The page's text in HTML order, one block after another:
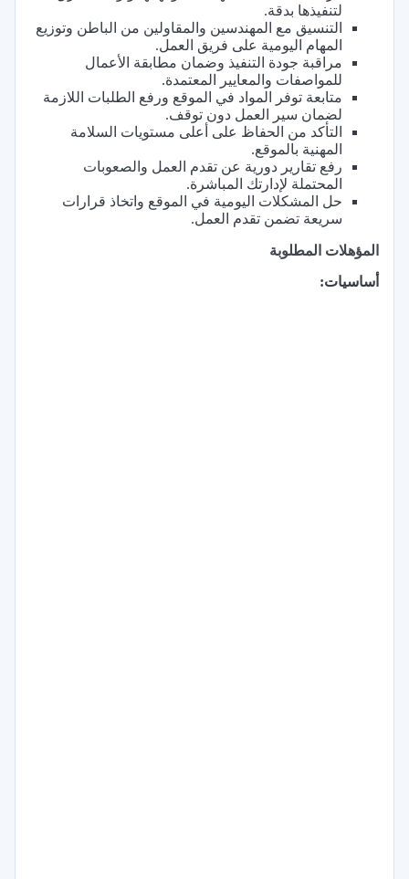
لتنفيذها بدقة.
التنسيق مع المهندسين والمقاولين من الباطن وتوزيع
المهام اليومية على فريق العمل.
مراقبة جودة التنفيذ وضمان مطابقة الأعمال
للمواصفات والمعايير المعتمدة.
متابعة توفر المواد في الموقع ورفع الطلبات اللازمة
لضمان سير العمل دون توقف.
التأكد من الحفاظ على أعلى مستويات السلامة
المهنية بالموقع.
رفع تقارير دورية عن تقدم العمل والصعوبات
المحتملة لإدارتك المباشرة.
حل المشكلات اليومية في الموقع واتخاذ قرارات
سريعة تضمن تقدم العمل.
المؤهلات المطلوبة
أساسيات: